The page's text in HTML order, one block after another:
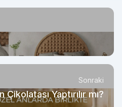
Sonraki
Çikolatası Yaptırılır mı?